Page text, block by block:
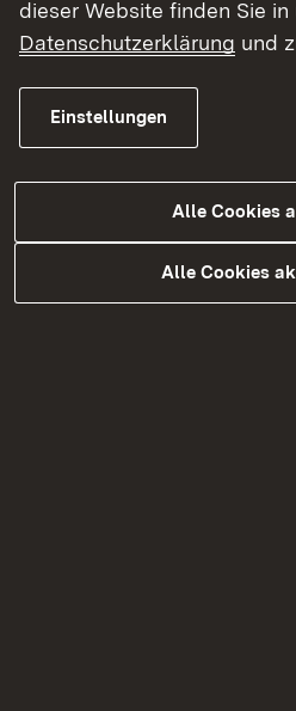
Tests als Teil der
In Baden-Württemberg
Studiengänge mit örtlicher
Auswahlverfahren. Welche
entscheidet jede
Kriterium berücksichtigt
dieser Website finden Sie in
Datenschutzerklärung und
Einstellungen
Alle Cookies
Alle Cookies